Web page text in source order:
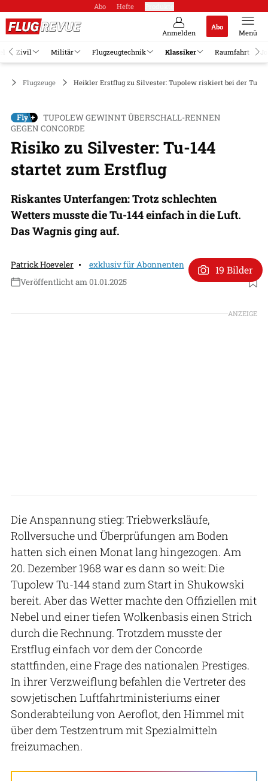
Abo Hefte
Anmelden
Abo
Menü
Zivil Militär Flugzeugtechnik Klassiker Raumfahrt
Flugzeuge Heikler Erstflug zu Silvester: Tupolew riskiert bei der Tu-
TUPOLEW GEWINNT ÜBERSCHALL-RENNEN
GEGEN CONCORDE
Risiko zu Silvester: Tu-144
startet zum Erstflug
Riskantes Unterfangen: Trotz schlechten
Wetters musste die Tu-144 einfach in die Luft.
Das Wagnis ging auf.
Patrick Hoeveler
exklusiv für Abonnenten
Veröffentlicht am 01.01.2025
Foto: Tupolew
19 Bilder
ANZEIGE
Die Anspannung stieg: Triebwerksläufe,
Rollversuche und Überprüfungen am Boden
hatten sich einen Monat lang hingezogen. Am
20. Dezember 1968 war es dann so weit: Die
Tupolew Tu-144 stand zum Start in Shukowski
bereit. Aber das Wetter machte den Offiziellen mit
Nebel und einer tiefen Wolkenbasis einen Strich
durch die Rechnung. Trotzdem musste der
Erstflug einfach vor dem der Concorde
stattfinden, eine Frage des nationalen Prestiges.
In ihrer Verzweiflung befahlen die Vertreter des
sowjetischen Luftfahrtministeriums einer
Sonderabteilung von Aeroflot, den Himmel mit
über dem Testzentrum mit Spezialmitteln
freizumachen.